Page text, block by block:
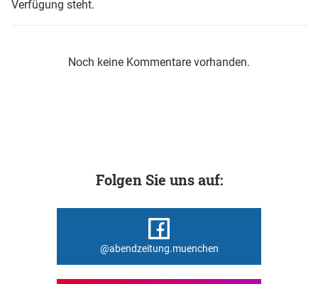
Verfügung steht.
Noch keine Kommentare vorhanden.
Folgen Sie uns auf:
@abendzeitung.muenchen